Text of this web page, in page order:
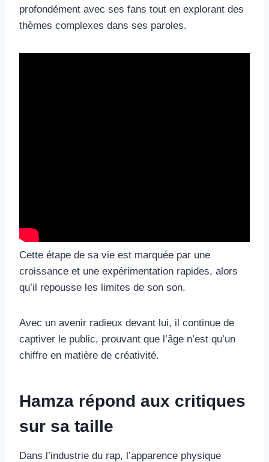
profondément avec ses fans tout en explorant des
thèmes complexes dans ses paroles.
Cette étape de sa vie est marquée par une
croissance et une expérimentation rapides, alors
qu’il repousse les limites de son son.
Avec un avenir radieux devant lui, il continue de
captiver le public, prouvant que l’âge n’est qu’un
chiffre en matière de créativité.
Hamza répond aux critiques
sur sa taille
Dans l’industrie du rap, l’apparence physique